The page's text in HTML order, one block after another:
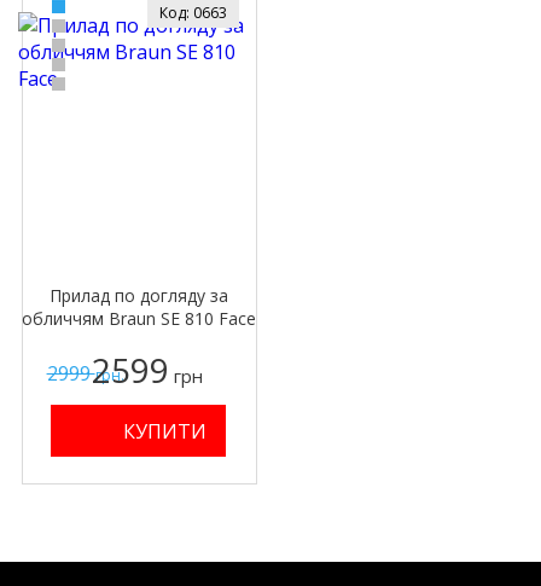
2999грн.
Прилад по догляду за
обличчям Braun SE 810 Face
Код: 0663
2599 грн